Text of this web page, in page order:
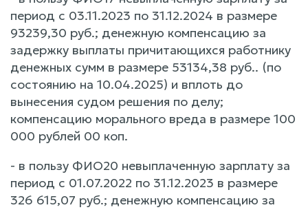
период с 03.11.2023 по 31.12.2024 в размере
93239,30 руб.; денежную компенсацию за
задержку выплаты причитающихся работнику
денежных сумм в размере 53134,38 руб.. (по
состоянию на 10.04.2025) и вплоть до
вынесения судом решения по делу;
компенсацию морального вреда в размере 100
000 рублей 00 коп.
- в пользу ФИО20 невыплаченную зарплату за
период с 01.07.2022 по 31.12.2023 в размере
326 615,07 руб.; денежную компенсацию за